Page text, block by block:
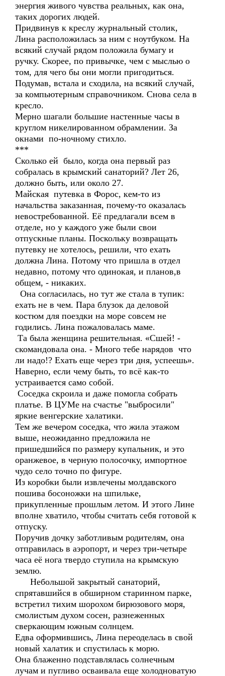
энергия живого чувства реальных, как она,
таких дорогих людей.
Придвинув к креслу журнальный столик,
Лина расположилась за ним с ноутбуком. На
всякий случай рядом положила бумагу и
ручку. Скорее, по привычке, чем с мыслью о
том, для чего бы они могли пригодиться.
Подумав, встала и сходила, на всякий случай,
за компьютерным справочником. Снова села в
кресло.
Мерно шагали большие настенные часы в
круглом никелированном обрамлении. За
окнами по-ночному стихло.
***
Сколько ей было, когда она первый раз
собралась в крымский санаторий? Лет 26,
должно быть, или около 27.
Майская путевка в Форос, кем-то из
начальства заказанная, почему-то оказалась
невостребованной. Её предлагали всем в
отделе, но у каждого уже были свои
отпускные планы. Поскольку возвращать
путевку не хотелось, решили, что ехать
должна Лина. Потому что пришла в отдел
недавно, потому что одинокая, и планов,в
общем, - никаких.
Она согласилась, но тут же стала в тупик:
ехать не в чем. Пара блузок да деловой
костюм для поездки на море совсем не
годились. Лина пожаловалась маме.
Та была женщина решительная. «Сшей! -
скомандовала она. - Много тебе нарядов что
ли надо!? Ехать еще через три дня, успеешь».
Наверно, если чему быть, то всё как-то
устраивается само собой.
Соседка скроила и даже помогла собрать
платье. В ЦУМе на счастье "выбросили"
яркие венгерские халатики.
Тем же вечером соседка, что жила этажом
выше, неожиданно предложила не
пришедшийся по размеру купальник, и это
оранжевое, в черную полосочку, импортное
чудо село точно по фигуре.
Из коробки были извлечены молдавского
пошива босоножки на шпильке,
прикупленные прошлым летом. И этого Лине
вполне хватило, чтобы считать себя готовой к
отпуску.
Поручив дочку заботливым родителям, она
отправилась в аэропорт, и через три-четыре
часа её нога твердо ступила на крымскую
землю.
Небольшой закрытый санаторий,
спрятавшийся в обширном старинном парке,
встретил тихим шорохом бирюзового моря,
смолистым духом сосен, разнеженных
сверкающим южным солнцем.
Едва оформившись, Лина переоделась в свой
новый халатик и спустилась к морю.
Она блаженно подставлялась солнечным
лучам и пугливо осваивала еще холодноватую